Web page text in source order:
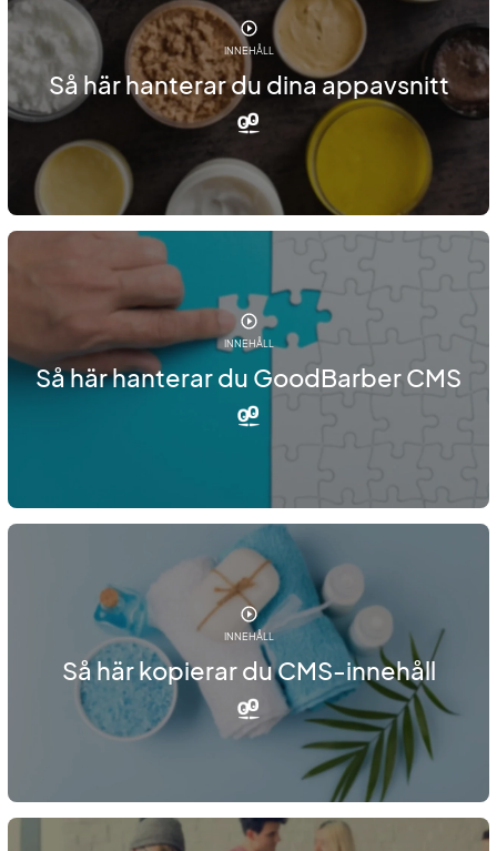
INNEHÅLL
Så här hanterar du dina appavsnitt
INNEHÅLL
Så här hanterar du GoodBarber CMS
INNEHÅLL
Så här kopierar du CMS-innehåll